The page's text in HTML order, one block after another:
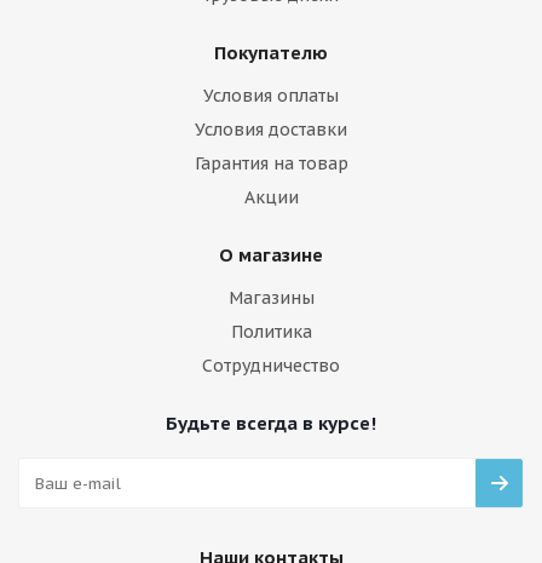
Покупателю
Условия оплаты
Условия доставки
Гарантия на товар
Акции
О магазине
Магазины
Политика
Сотрудничество
Будьте всегда в курсе!
Наши контакты